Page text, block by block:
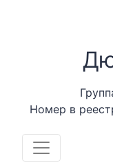
Номер в